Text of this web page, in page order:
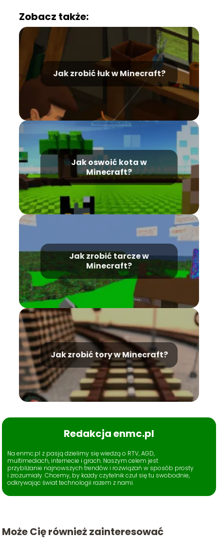
Zobacz także:
Jak zrobić łuk w Minecraft?
Jak oswoić kota w
Minecraft?
Jak zrobić tarcze w
Minecraft?
Jak zrobić tory w Minecraft?
Redakcja enmc.pl
Na enmc.pl z pasją dzielimy się wiedzą o RTV, AGD,
multimediach, internecie i grach. Naszym celem jest
przybliżanie najnowszych trendów i rozwiązań w sposób prosty
i zrozumiały. Chcemy, by każdy czytelnik czuł się tu swobodnie,
odkrywając świat technologii razem z nami.
Może Cię również zainteresować